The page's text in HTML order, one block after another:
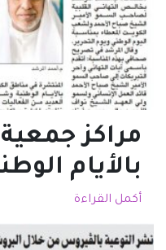
مراكز
بالأيام
أكمل القراءة